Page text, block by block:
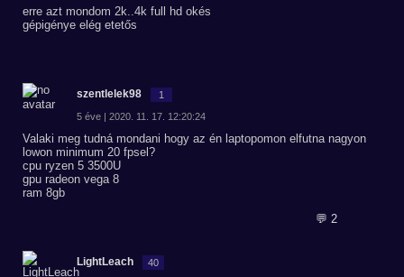
erre azt mondom 2k..4k full hd okés
gépigénye elég etetős
szentlelek98 1
5 éve | 2020. 11. 17. 12:20:24
Valaki meg tudná mondani hogy az én laptopomon elfutna nagyon
lowon minimum 20 fpsel?
cpu ryzen 5 3500U
gpu radeon vega 8
ram 8gb
💬 2
LightLeach 40